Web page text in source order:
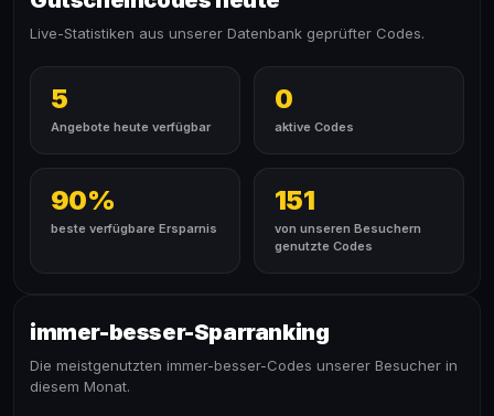
Live-Statistiken aus unserer Datenbank geprüfter Codes.
5
Angebote heute verfügbar
0
aktive Codes
90%
beste verfügbare Ersparnis
151
von unseren Besuchern
genutzte Codes
immer-besser-Sparranking
Die meistgenutzten immer-besser-Codes unserer Besucher in
diesem Monat.